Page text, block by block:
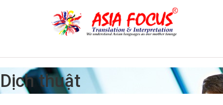
Dịch thuật